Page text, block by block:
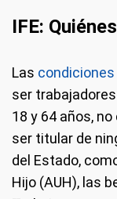
IFE:
Las
ser
18 y 64 años,
ser titular de
del Estado,
Hijo (AUH), las